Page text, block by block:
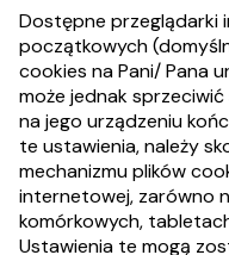
Dostępne przeglądarki
początkowych
cookies na Pani/ Pana
może jednak
na jego urządzeniu
te ustawienia, należy
mechanizmu plików
internetowej, zarówno
komórkowych,
Ustawienia te mogą